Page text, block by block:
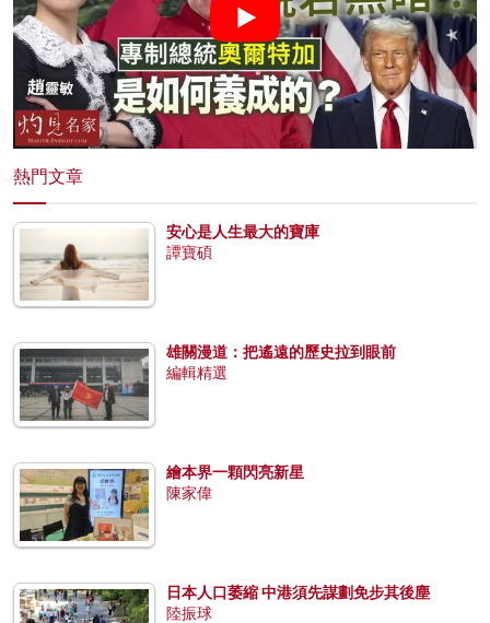
熱門文章
安心是人生最大的寶庫
譚寶碩
雄關漫道：把遙遠的歷史拉到眼前
編輯精選
繪本界一顆閃亮新星
陳家偉
日本人口萎縮 中港須先謀劃免步其後塵
陸振球